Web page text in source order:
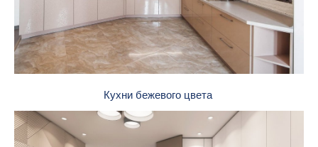
Кухни бежевого цвета